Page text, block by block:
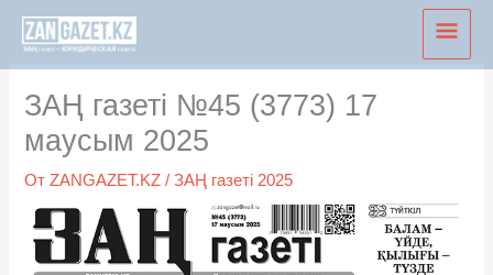
Перейти
содержимому
ЗАҢ газеті №45 (3773) 17
маусым 2025
ОтZANGAZET.KZ/ЗАҢ газеті 2025